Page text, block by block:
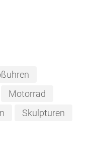
Motorrad
Skulpturen